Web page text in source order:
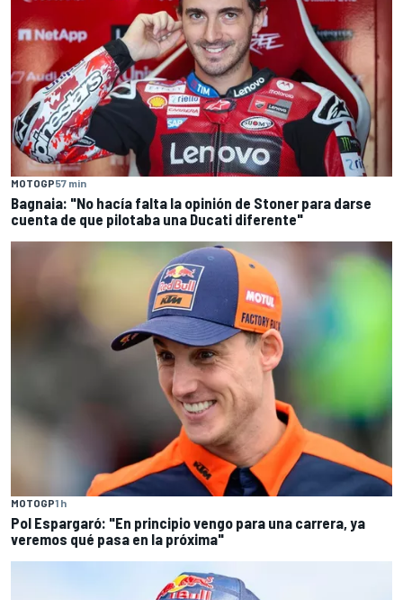
MOTOGP57 min
Bagnaia: "No hacía falta la opinión de Stoner para darse
cuenta de que pilotaba una Ducati diferente"
MOTOGP1 h
Pol Espargaró: "En principio vengo para una carrera, ya
veremos qué pasa en la próxima"